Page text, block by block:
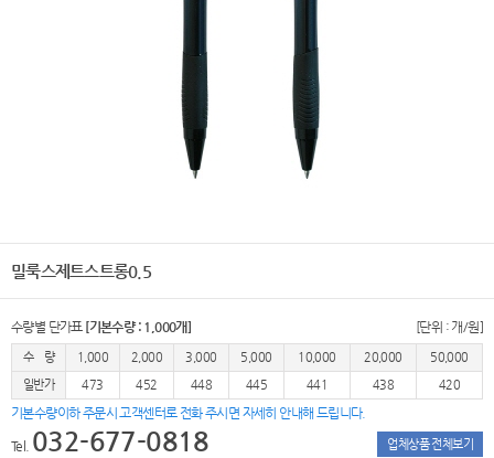
밀룩스제트스트롱0.5
수량별 단가표 [기본수량 : 1,000개] [단위 : 개/원]
수 량 1,000 2,000 3,000 5,000 10,000 20,000
50,000
일반가
473 452 448 445 441 438 420
기본수량이하 주문시 고객센터로 전화 주시면 자세히 안내해 드립니다.
Tel. 032-677-0818 업체상품 전체보기